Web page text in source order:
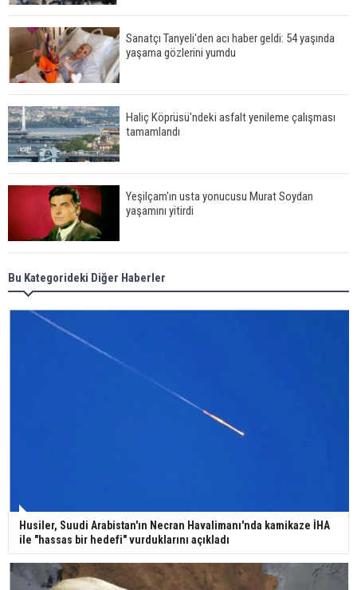
Sanatçı Tanyeli'den acı haber geldi: 54 yaşında
yaşama gözlerini yumdu
Haliç Köprüsü'ndeki asfalt yenileme çalışması
tamamlandı
Yeşilçam'ın usta yonucusu Murat Soydan
yaşamını yitirdi
Meral Akşener ile Müsavat Dervişoğlu cenazede
görüntülendi
Bilim kurgu gerçekleşiyor... Dondurulmuş
Ünlü türkücü Mahmut Tuncer estetik operasyon
geçirdi: Son hali gündem oldu
Bu Kategorideki Diğer Haberler
Husiler, Suudi Arabistan'ın Necran Havalimanı'nda kamikaze İHA
ile "hassas bir hedefi" vurduklarını açıkladı